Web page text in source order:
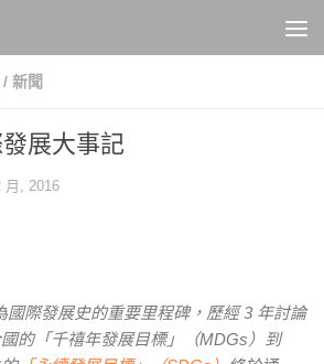
/ 新聞
展大事記
月, 2016
國際發展史的重要里程碑，歷經3 年討論
的「千禧年發展目標」（MDGs）到